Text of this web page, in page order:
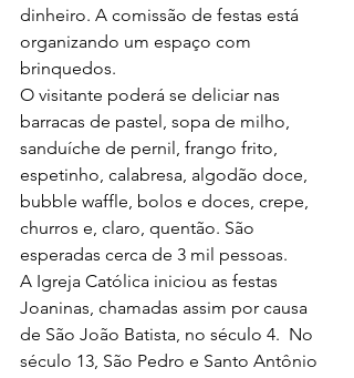
dinheiro. A comissão de festas está
organizando um espaço com
brinquedos.
O visitante poderá se deliciar nas
barracas de pastel, sopa de milho,
sanduíche de pernil, frango frito,
espetinho, calabresa, algodão doce,
bubble waffle, bolos e doces, crepe,
churros e, claro, quentão. São
esperadas cerca de 3 mil pessoas.
A Igreja Católica iniciou as festas
Joaninas, chamadas assim por causa
de São João Batista, no século 4.  No
século 13, São Pedro e Santo Antônio